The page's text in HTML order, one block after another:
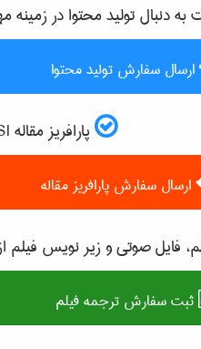
دنبال تولید محتوا در زمینه
ارسال سفارش تولید محتوا
پارافریز مقاله ISI و رفع plagiarism
ارسال سفارش پارافریز مقاله
فایل صوتی و زیر نویس
ثبت سفارش ترجمه فیلم